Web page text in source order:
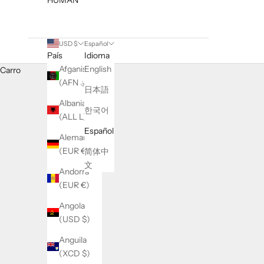
USD $
País
Afganistán
Albania
(ALL L)
Alemania
(EUR €)
Andorra
(EUR €)
Angola
(USD $)
Anguila
(XCD $)
Español
Idioma
English
日本語
한국어
Español
简体中
文
Carro